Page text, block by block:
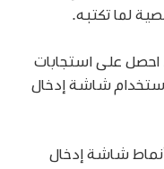
لما تكتبه.
احصل على استجابات
شاشة إدخال
شاشة إدخال